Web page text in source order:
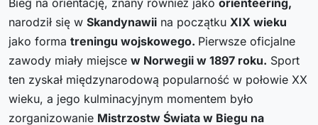
narodził się w Skandynawii na początku XIX wieku
jako forma treningu wojskowego. Pierwsze oficjalne
zawody miały miejsce w Norwegii w 1897 roku. Sport
ten zyskał międzynarodową popularność w połowie XX
wieku, a jego kulminacyjnym momentem było
zorganizowanie Mistrzostw Świata w Biegu na